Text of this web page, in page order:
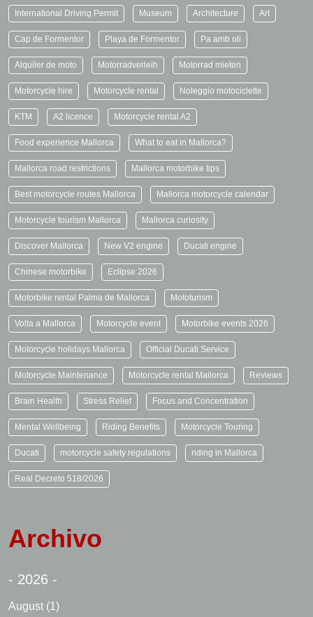
International Driving Permit Museum Architecture Art
Cap de Formentor Playa de Formentor Pa amb oli
Alquiler de moto Motorradverleih Motorrad mieten
Motorcycle hire Motorcycle rental Noleggio motociclette
KTM A2 licence Motorcycle rental A2
Food experience Mallorca What to eat in Mallorca?
Mallorca road restrictions Mallorca motorbike tips
Best motorcycle routes Mallorca Mallorca motorcycle calendar
Motorcycle tourism Mallorca Mallorca curiosity
Discover Mallorca New V2 engine Ducati engine
Chinese motorbike Eclipse 2026
Motorbike rental Palma de Mallorca Mototurism
Volta a Mallorca Motorcycle event Motorbike events 2026
Motorcycle holidays Mallorca Official Ducati Service
Motorcycle Maintenance Motorcycle rental Mallorca Reviews
Brain Health Stress Relief Focus and Concentration
Mental Wellbeing Riding Benefits Motorcycle Touring
Ducati motorcycle safety regulations riding in Mallorca
Real Decreto 518/2026
Archivo
- 2026 -
August (1)